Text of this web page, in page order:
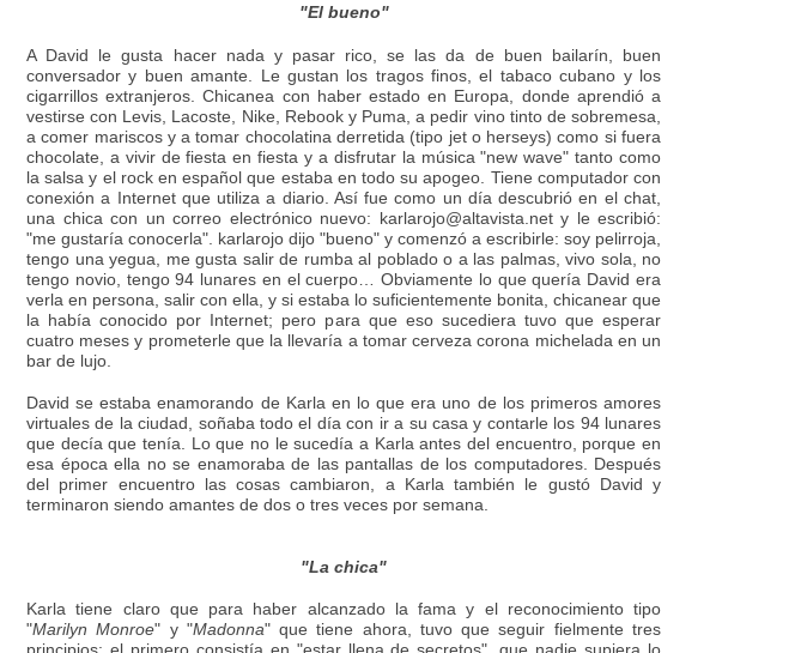
"El bueno"
A David le gusta hacer nada y pasar rico, se las da de buen bailarín, buen
conversador y buen amante. Le gustan los tragos finos, el tabaco cubano y los
cigarrillos extranjeros. Chicanea con haber estado en Europa, donde aprendió a
vestirse con Levis, Lacoste, Nike, Rebook y Puma, a pedir vino tinto de sobremesa,
a comer mariscos y a tomar chocolatina derretida (tipo jet o herseys) como si fuera
chocolate, a vivir de fiesta en fiesta y a disfrutar la música "new wave" tanto como
la salsa y el rock en español que estaba en todo su apogeo. Tiene computador con
conexión a Internet que utiliza a diario. Así fue como un día descubrió en el chat,
una chica con un correo electrónico nuevo: karlarojo@altavista.net y le escribió:
"me gustaría conocerla". karlarojo dijo "bueno" y comenzó a escribirle: soy pelirroja,
tengo una yegua, me gusta salir de rumba al poblado o a las palmas, vivo sola, no
tengo novio, tengo 94 lunares en el cuerpo… Obviamente lo que quería David era
verla en persona, salir con ella, y si estaba lo suficientemente bonita, chicanear que
la había conocido por Internet; pero para que eso sucediera tuvo que esperar
cuatro meses y prometerle que la llevaría a tomar cerveza corona michelada en un
bar de lujo.
David se estaba enamorando de Karla en lo que era uno de los primeros amores
virtuales de la ciudad, soñaba todo el día con ir a su casa y contarle los 94 lunares
que decía que tenía. Lo que no le sucedía a Karla antes del encuentro, porque en
esa época ella no se enamoraba de las pantallas de los computadores. Después
del primer encuentro las cosas cambiaron, a Karla también le gustó David y
terminaron siendo amantes de dos o tres veces por semana.
"La chica"
Karla tiene claro que para haber alcanzado la fama y el reconocimiento tipo
"Marilyn Monroe" y "Madonna" que tiene ahora, tuvo que seguir fielmente tres